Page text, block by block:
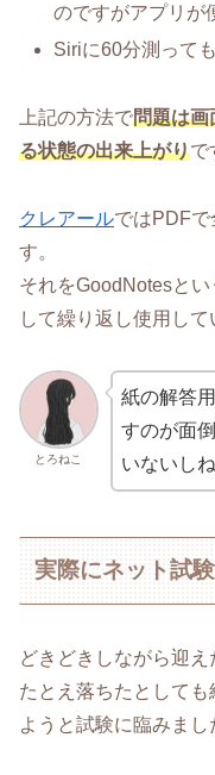
のですがアプリが
Siriに60分測って
上記の方法で問題は画
る状態の出来上がりで
クレアールではPDFで
す。
それをGoodNotesと
して繰り返し使用して
とろねこ
紙の解答
すのが面
いないしね
実際にネット試
どきどきしながら迎え
たとえ落ちたとして
ようと試験に臨みまし